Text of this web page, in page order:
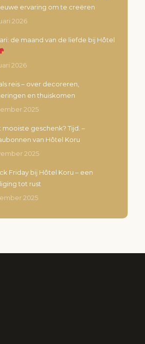
ervaring om te creëren
2026
de maand van de liefde bij Hôtel
2026
reis – over decoreren,
en thuiskomen
2025
mooiste geschenk? Tijd. –
van Hôtel Koru
2025
Friday bij Hôtel Koru – een
tot rust
2025